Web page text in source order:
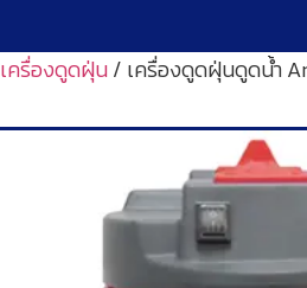
เครื่องดูดฝุ่น/ เครื่องดูดฝุ่นดูดน้ำ